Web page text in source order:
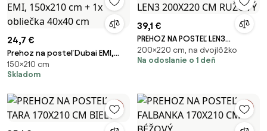
24,7 €
Prehoz na posteľ Dubai EMI,
150x210 cm + 1x obliečka 40x40
cm
150×210 cm
Skladom
39,1 €
PREHOZ NA POSTEĽ LEN3
200X220 CM RUŽOVÝ
200×220 cm, na dvojlôžko
Na odoslanie o 1 deň